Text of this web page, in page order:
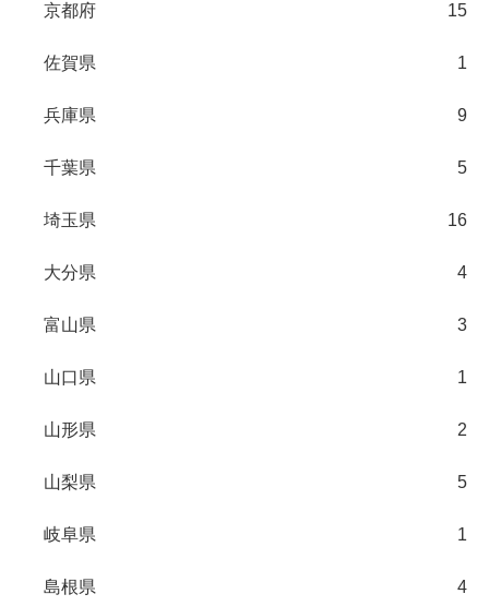
京都府 15
佐賀県 1
兵庫県 9
千葉県 5
埼玉県 16
大分県 4
富山県 3
山口県 1
山形県 2
山梨県 5
岐阜県 1
島根県 4